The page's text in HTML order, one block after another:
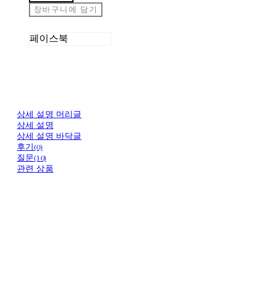
장바구니에 담기
페이스북
상세 설명 머리글
상세 설명
상세 설명 바닥글
후기(0)
질문(10)
관련 상품